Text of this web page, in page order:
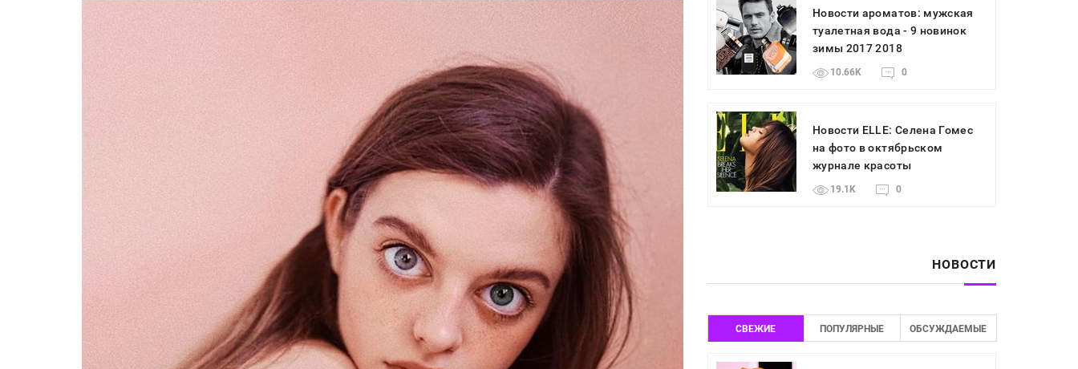
Новости ароматов: мужская
туалетная вода - 9 новинок
зимы 2017 2018
10.66K 0
Новости ELLE: Селена Гомес
на фото в октябрьском
журнале красоты
19.1K 0
НОВОСТИ
СВЕЖИЕ ПОПУЛЯРНЫЕ ОБСУЖДАЕМЫЕ